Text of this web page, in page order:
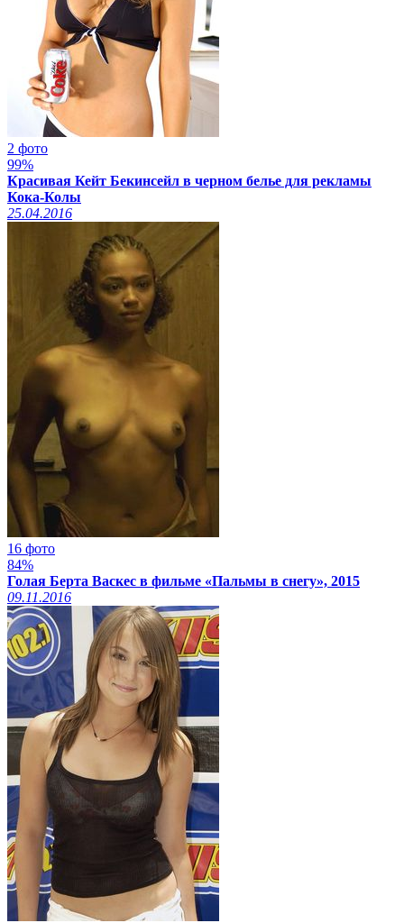
2 фото
99%
Красивая Кейт Бекинсейл в черном белье для рекламы
Кока-Колы
25.04.2016
16 фото
84%
Голая Берта Васкес в фильме «Пальмы в снегу», 2015
09.11.2016